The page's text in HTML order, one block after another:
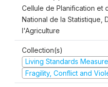
Cellule de Planification et
National de la Statistique,
l'Agriculture
Collection(s)
Living Standards
Fragility, Conflict and